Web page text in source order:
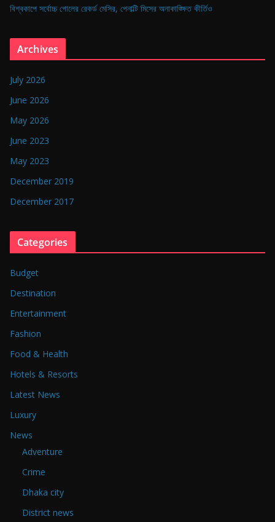
B
n
g
বিশ্বকাপে সর্বোচ্চ গোলের রেকর্ড মেসির, পেনাল্টি মিসের অনাকাঙ্ক্ষিত কীর্তিও
Archives
July 2026
June 2026
May 2026
June 2023
May 2023
December 2019
December 2017
Categories
Budget
Destination
Entertainment
Fashion
Food & Health
Hotels & Resorts
Latest News
Luxury
News
Adventure
Crime
Dhaka city
District news